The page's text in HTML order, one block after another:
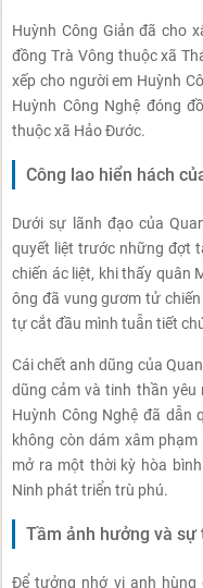
Huỳnh Công Giản đã cho
đồng Trà Vông thuộc xã
xếp cho người em Huỳnh
Huỳnh Công Nghệ đóng
thuộc xã Hảo Đước.
Công lao hiển hách
Dưới sự lãnh đạo của
quyết liệt trước những đợt
chiến ác liệt, khi thấy quân
ông đã vung gươm tử
tự cắt đầu mình tuẫn tiết
Cái chết anh dũng của
dũng cảm và tinh thần yêu
Huỳnh Công Nghệ đã dẫn
không còn dám xâm
mở ra một thời kỳ hòa
Ninh phát triển trù phú.
Tầm ảnh hưởng và sự
Để tưởng nhớ vị anh hùng